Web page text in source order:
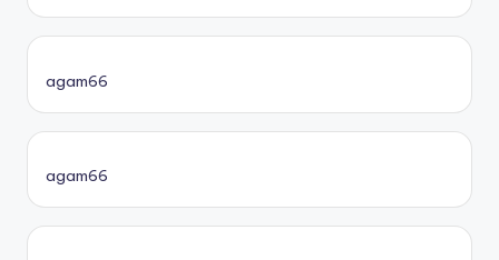
agam66
agam66